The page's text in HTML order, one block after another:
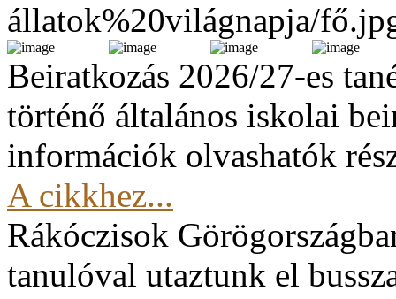
állatok%20világnapja/
Beiratkozás 2026/27-es
történő általános iskolai
információk olvashatók
A cikkhez...
Rákóczisok
tanulóval utaztunk el